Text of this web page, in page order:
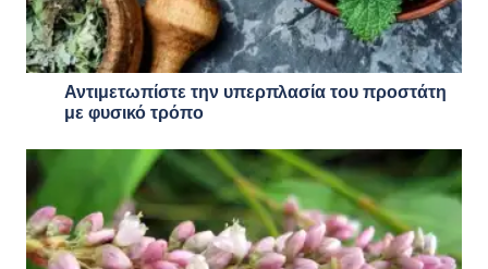
Αντιμετωπίστε την υπερπλασία του προστάτη
με φυσικό τρόπο